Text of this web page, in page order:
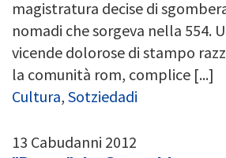
magistratura decise di
nomadi che sorgeva nella 554.
vicende dolorose di stampo
la comunità rom, complice [...]
Cultura, Sotziedadi
13 Cabudanni 2012